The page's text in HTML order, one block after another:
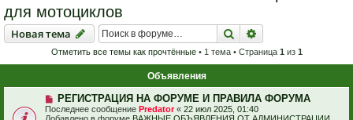
для мотоциклов
Новая тема
Новаятема Поиск
Отметить все темы как прочтённые• 1 тема • Страница 1 из 1
Объявления
РЕГИСТРАЦИЯ НА ФОРУМЕ И ПРАВИЛА ФОРУМА
Последнее сообщение Predator« 22 июл 2025, 01:40